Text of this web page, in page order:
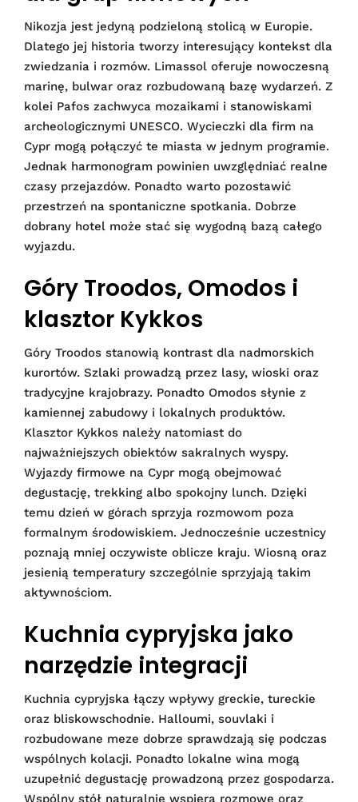
Nikozja jest jedyną podzieloną stolicą w Europie.
Dlatego jej historia tworzy interesujący kontekst dla
zwiedzania i rozmów. Limassol oferuje nowoczesną
marinę, bulwar oraz rozbudowaną bazę wydarzeń. Z
kolei Pafos zachwyca mozaikami i stanowiskami
archeologicznymi UNESCO. Wycieczki dla firm na
Cypr mogą połączyć te miasta w jednym programie.
Jednak harmonogram powinien uwzględniać realne
czasy przejazdów. Ponadto warto pozostawić
przestrzeń na spontaniczne spotkania. Dobrze
dobrany hotel może stać się wygodną bazą całego
wyjazdu.
Góry Troodos, Omodos i
klasztor Kykkos
Góry Troodos stanowią kontrast dla nadmorskich
kurortów. Szlaki prowadzą przez lasy, wioski oraz
tradycyjne krajobrazy. Ponadto Omodos słynie z
kamiennej zabudowy i lokalnych produktów.
Klasztor Kykkos należy natomiast do
najważniejszych obiektów sakralnych wyspy.
Wyjazdy firmowe na Cypr mogą obejmować
degustację, trekking albo spokojny lunch. Dzięki
temu dzień w górach sprzyja rozmowom poza
formalnym środowiskiem. Jednocześnie uczestnicy
poznają mniej oczywiste oblicze kraju. Wiosną oraz
jesienią temperatury szczególnie sprzyjają takim
aktywnościom.
Kuchnia cypryjska jako
narzędzie integracji
Kuchnia cypryjska łączy wpływy greckie, tureckie
oraz bliskowschodnie. Halloumi, souvlaki i
rozbudowane meze dobrze sprawdzają się podczas
wspólnych kolacji. Ponadto lokalne wina mogą
uzupełnić degustację prowadzoną przez gospodarza.
Wspólny stół naturalnie wspiera rozmowę oraz